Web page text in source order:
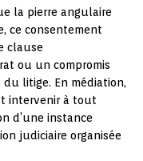
la pierre angulaire
ce consentement
clause
ou un compromis
du litige. En médiation,
intervenir à tout
d’une instance
judiciaire organisée